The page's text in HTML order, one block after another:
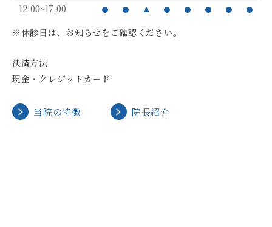
12:00~17:00
※休診日は、お知らせをご確認ください。
決済方法
現金・クレジットカード
当院の特徴 院長紹介